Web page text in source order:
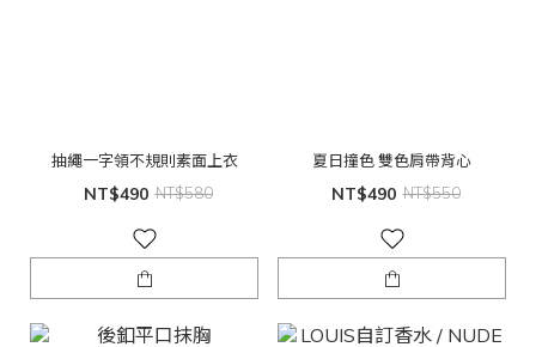
抽繩一字領不規則素面上衣
NT$490 NT$580
夏日撞色 雙色肩帶背心
NT$490 NT$550